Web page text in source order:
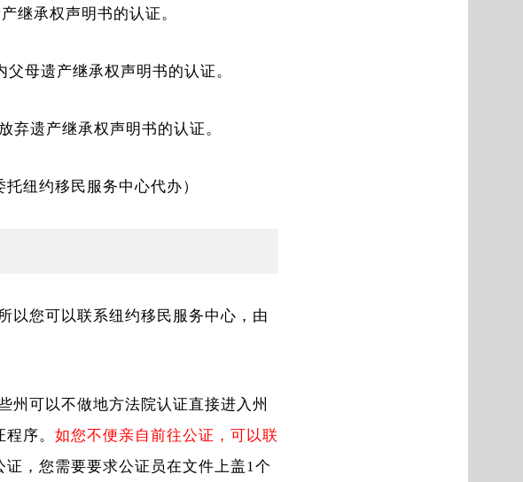
继承权声明书的认证。
母遗产继承权声明书的认证。
弃遗产继承权声明书的认证。
纽约移民服务中心代办）
以您可以联系纽约移民服务中心，由
州可以不做地方法院认证直接进入州
序。 如您不便亲自前往公证，可以联
，您需要要求公证员在文件上盖1个